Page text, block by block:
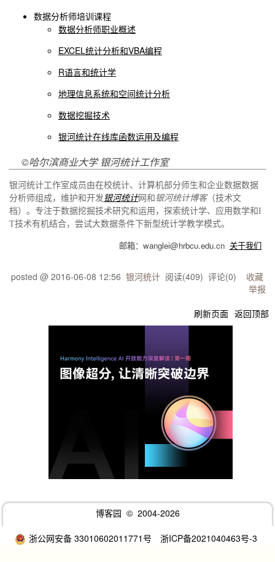
数据分析师培训课程
数据分析师职业概述
EXCEL统计分析和VBA编程
R语言和统计学
地理信息系统和空间统计分析
数据挖掘技术
银河统计在线库函数运用及编程
©哈尔滨商业大学 银河统计工作室
银河统计工作室成员由在校统计、计算机部分师生和企业数据数据
分析师组成，维护和开发 银河统计网和 银河统计博客（技术文
档）。专注于数据挖掘技术研究和运用，探索统计学、应用数学和I
T技术有机结合，尝试大数据条件下新型统计学教学模式。
邮箱：wanglei@hrbcu.edu.cn关于我们
posted @ 2016-06-08 12:56 银河统计 阅读(409) 评论(0) 收藏
举报
刷新页面 返回顶部
博客园 © 2004-2026
浙公网安备 33010602011771号 浙ICP备2021040463号-3